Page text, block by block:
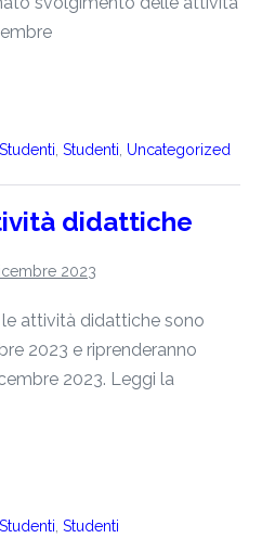
Studenti Studenti Uncategorized
didattiche
2023
attività didattiche sono
2023 e riprenderanno
2023. Leggi la
Studenti Studenti